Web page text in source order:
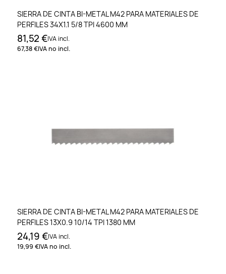
SIERRA DE CINTA BI-METAL M42 PARA MATERIALES DE
PERFILES 34X1.1 5/8 TPI 4600 MM
81,52 €IVA incl.
67,38 €IVA no incl.
SIERRA DE CINTA BI-METAL M42 PARA MATERIALES DE
PERFILES 13X0.9 10/14 TPI 1380 MM
24,19 €IVA incl.
19,99 €IVA no incl.